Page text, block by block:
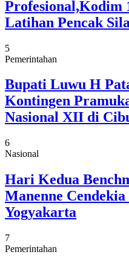
Profesional,Kodim
Latihan Pencak
5
Pemerintahan
Bupati Luwu H
Kontingen
Nasional XII di
6
Nasional
Hari Kedua
Manenne
Yogyakarta
7
Pemerintahan